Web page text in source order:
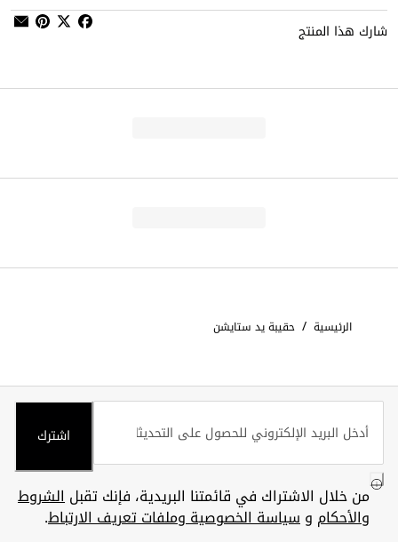
شارك هذا المنتج
الرئيسية / حقيبة يد ستايشن
اشترك
من خلال الاشتراك في قائمتنا البريدية، فإنك تقبلالشروط
والأحكام وسياسة الخصوصية وملفات تعريف الارتباط.